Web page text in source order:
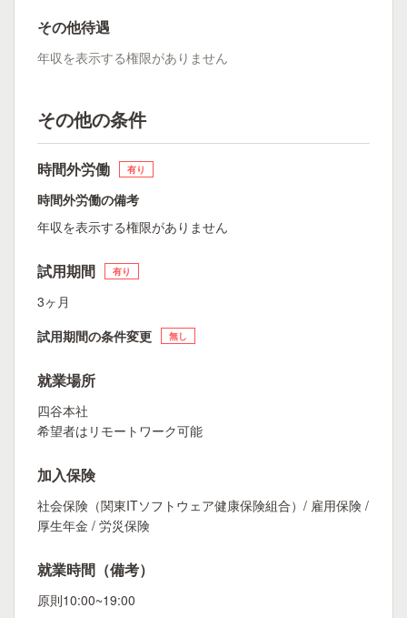
その他待遇
年収を表示する権限がありません
その他の条件
時間外労働 有り
時間外労働の備考
年収を表示する権限がありません
試用期間 有り
3ヶ月
試用期間の条件変更
無し
就業場所
四谷本社
希望者はリモートワーク可能
加入保険
社会保険（関東ITソフトウェア健康保険組合）/ 雇用保険 /
厚生年金 / 労災保険
就業時間（備考）
原則10:00~19:00